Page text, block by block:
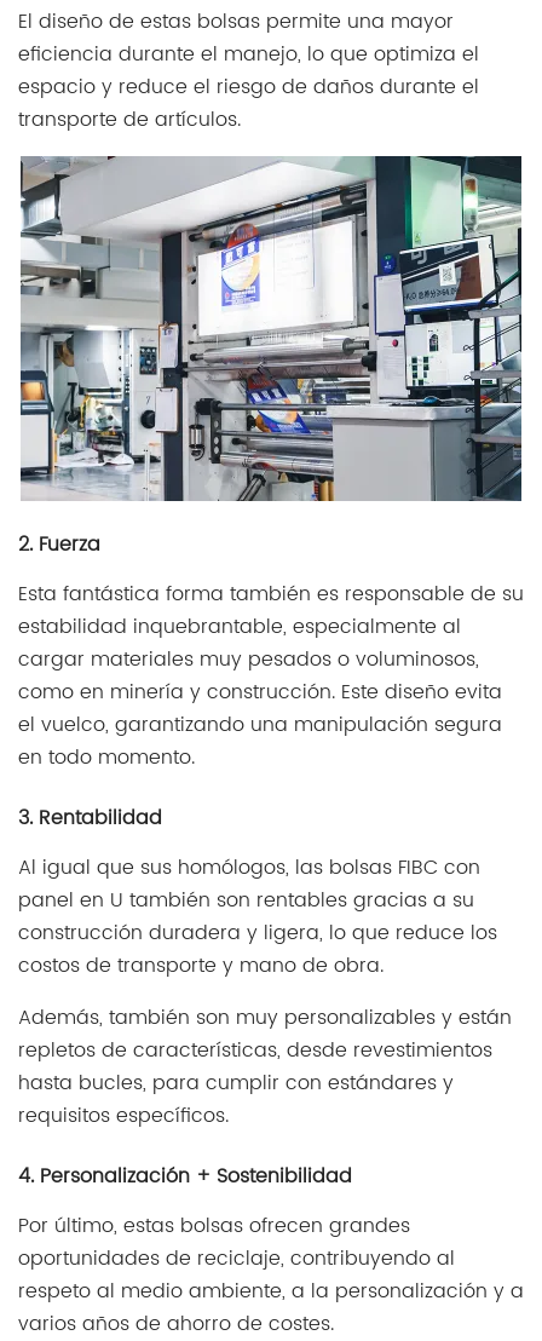
El diseño de estas bolsas permite una mayor
eficiencia durante el manejo, lo que optimiza el
espacio y reduce el riesgo de daños durante el
transporte de artículos.
2. Fuerza
Esta fantástica forma también es responsable de su
estabilidad inquebrantable, especialmente al
cargar materiales muy pesados o voluminosos,
como en minería y construcción. Este diseño evita
el vuelco, garantizando una manipulación segura
en todo momento.
3. Rentabilidad
Al igual que sus homólogos, las bolsas FIBC con
panel en U también son rentables gracias a su
construcción duradera y ligera, lo que reduce los
costos de transporte y mano de obra.
Además, también son muy personalizables y están
repletos de características, desde revestimientos
hasta bucles, para cumplir con estándares y
requisitos específicos.
4. Personalización + Sostenibilidad
Por último, estas bolsas ofrecen grandes
oportunidades de reciclaje, contribuyendo al
respeto al medio ambiente, a la personalización y a
varios años de ahorro de costes.